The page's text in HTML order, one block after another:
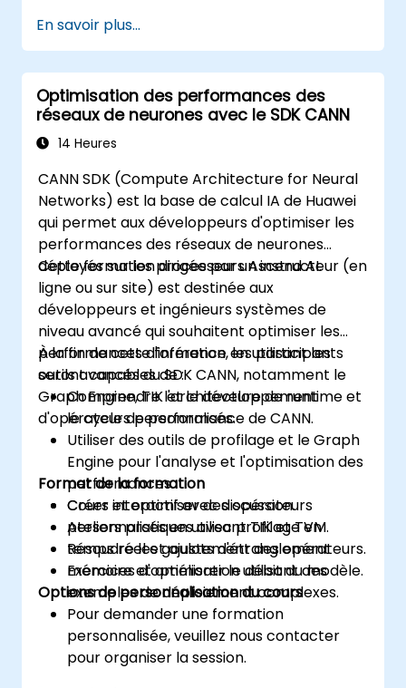
En savoir plus...
Optimisation des performances des
réseaux de neurones avec le SDK CANN
14 Heures
CANN SDK (Compute Architecture for Neural
Networks) est la base de calcul IA de Huawei
qui permet aux développeurs d'optimiser les
performances des réseaux de neurones
déployés sur les processeurs Ascend AI.
Cette formation dirigée par un instructeur (en
ligne ou sur site) est destinée aux
développeurs et ingénieurs systèmes de
niveau avancé qui souhaitent optimiser les
performances d'inférence en utilisant les
outils avancés du SDK CANN, notamment le
Graph Engine, TIK et le développement
d'opérateurs personnalisés.
À la fin de cette formation, les participants
seront capables de :
Comprendre l'architecture de runtime et
le cycle de performance de CANN.
Utiliser des outils de profilage et le Graph
Engine pour l'analyse et l'optimisation des
performances.
Créer et optimiser des opérateurs
personnalisés en utilisant TIK et TVM.
Résoudre les goulots d'étranglement
mémoire et améliorer le débit du modèle.
Format de la formation
Cours interactif avec discussion.
Ateliers pratiques avec profilage en
temps réel et ajustement des opérateurs.
Exercices d'optimisation utilisant des
exemples de déploiement complexes.
Options de personnalisation du cours
Pour demander une formation
personnalisée, veuillez nous contacter
pour organiser la session.